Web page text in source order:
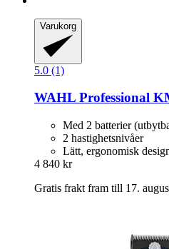
Varukorg
5.0 (1)
WAHL Professional
Med 2 batterier
2 hastighetsnivåer
Lätt, ergonomisk
4 840 kr
Gratis frakt fram till 17.